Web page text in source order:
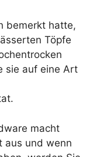
bemerkt hatte,
Töpfe
sie auf eine Art
macht
aus und wenn